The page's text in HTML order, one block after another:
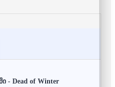
- Dead of Winter